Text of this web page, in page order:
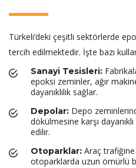
Türkeli’deki çeşitli sektörlerde
tercih edilmektedir. İşte bazı
Sanayi Tesisleri:
epoksi zeminler, ağır
dayanıklılık sağlar.
Depolar: Depo
dökülmesine karşı
edilir.
Otoparklar: Araç trafiğine
otoparklarda uzun ömürlü